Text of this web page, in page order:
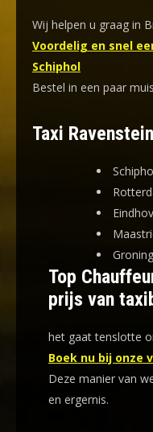
Wij helpen u graag in
Voordelig en snel
Schiphol
Bestel in een paar
Taxi
Top
prijs van
het gaat tenslotte
Boek nu bij onze
Deze manier van
en ergernis.